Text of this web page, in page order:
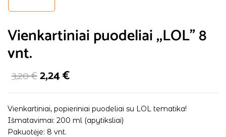
Vienkartiniai puodeliai ,,LOL” 8
vnt.
3,20€2,24€
Vienkartiniai, popieriniai puodeliai su LOL tematika!
Išmatavimai: 200 ml (apytiksliai)
Pakuotėje: 8 vnt.